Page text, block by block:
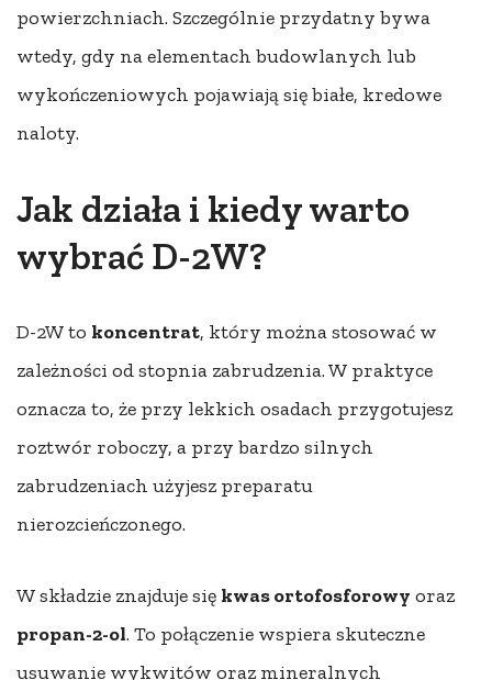
powierzchniach. Szczególnie przydatny bywa
wtedy, gdy na elementach budowlanych lub
wykończeniowych pojawiają się białe, kredowe
naloty.
Jak działa i kiedy warto
wybrać D-2W?
D-2W to koncentrat, który można stosować w
zależności od stopnia zabrudzenia. W praktyce
oznacza to, że przy lekkich osadach przygotujesz
roztwór roboczy, a przy bardzo silnych
zabrudzeniach użyjesz preparatu
nierozcieńczonego.
W składzie znajduje się kwas ortofosforowy oraz
propan-2-ol. To połączenie wspiera skuteczne
usuwanie wykwitów oraz mineralnych